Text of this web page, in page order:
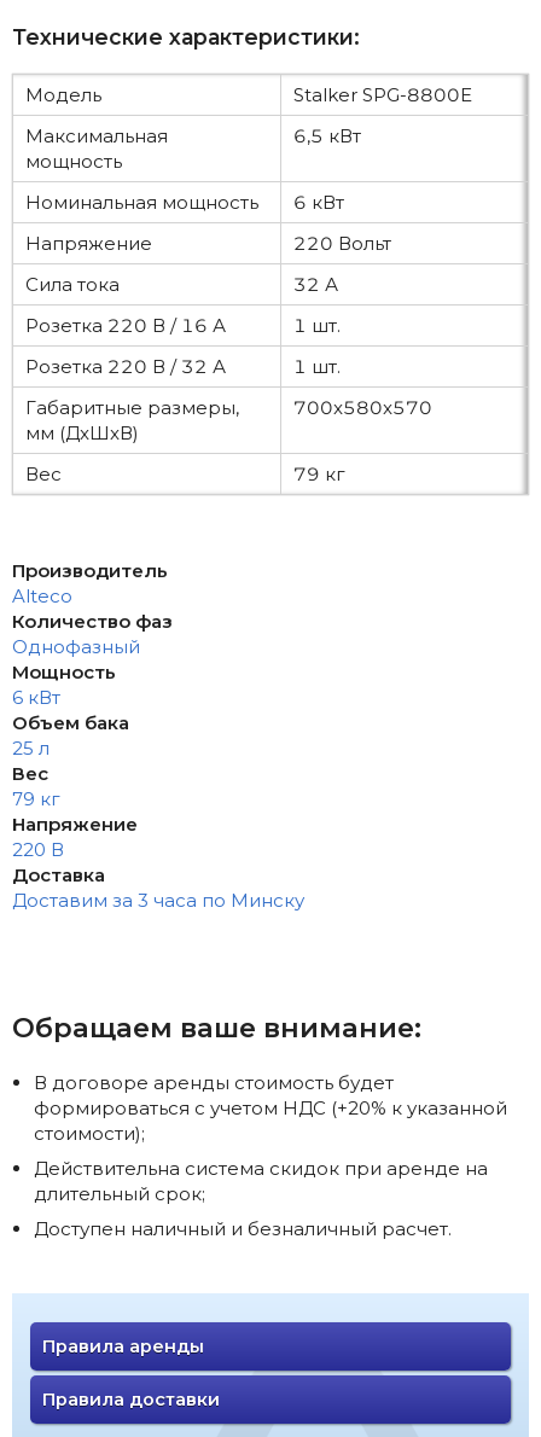
Технические характеристики:
Модель
Stalker SPG-8800E
Максимальная
мощность
6,5 кВт
Номинальная мощность
6 кВт
Напряжение
220 Вольт
Сила тока
32 А
Розетка 220 В / 16 А
1 шт.
Розетка 220 В / 32 А
1 шт.
Габаритные размеры,
мм (ДxШxВ)
700x580x570
Вес 79 кг
Производитель
Alteco
Количество фаз
Однофазный
Мощность
6 кВт
Объем бака
25 л
Вес
79 кг
Напряжение
220 В
Доставка
Доставим за 3 часа по Минску
Обращаем ваше внимание:
В договоре аренды стоимость будет
формироваться с учетом НДС (+20% к указанной
стоимости);
Действительна система скидок при аренде на
длительный срок;
Доступен наличный и безналичный расчет.
Правила аренды
Правила доставки